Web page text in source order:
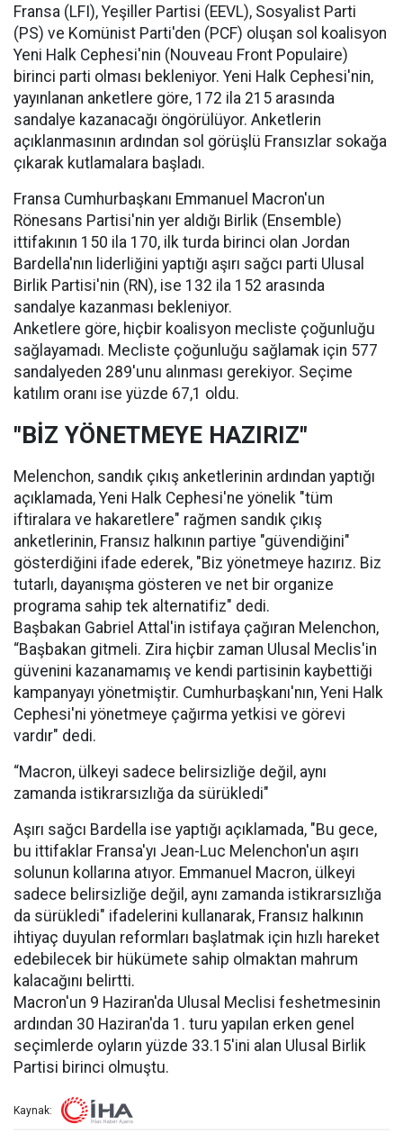
Fransa (LFI), Yeşiller Partisi (EEVL), Sosyalist Parti
(PS) ve Komünist Parti'den (PCF) oluşan sol koalisyon
Yeni Halk Cephesi'nin (Nouveau Front Populaire)
birinci parti olması bekleniyor. Yeni Halk Cephesi'nin,
yayınlanan anketlere göre, 172 ila 215 arasında
sandalye kazanacağı öngörülüyor. Anketlerin
açıklanmasının ardından sol görüşlü Fransızlar sokağa
çıkarak kutlamalara başladı.
Fransa Cumhurbaşkanı Emmanuel Macron'un
Rönesans Partisi'nin yer aldığı Birlik (Ensemble)
ittifakının 150 ila 170, ilk turda birinci olan Jordan
Bardella'nın liderliğini yaptığı aşırı sağcı parti Ulusal
Birlik Partisi'nin (RN), ise 132 ila 152 arasında
sandalye kazanması bekleniyor.
Anketlere göre, hiçbir koalisyon mecliste çoğunluğu
sağlayamadı. Mecliste çoğunluğu sağlamak için 577
sandalyeden 289'unu alınması gerekiyor. Seçime
katılım oranı ise yüzde 67,1 oldu.
"BİZ YÖNETMEYE HAZIRIZ"
Melenchon, sandık çıkış anketlerinin ardından yaptığı
açıklamada, Yeni Halk Cephesi'ne yönelik "tüm
iftiralara ve hakaretlere" rağmen sandık çıkış
anketlerinin, Fransız halkının partiye "güvendiğini"
gösterdiğini ifade ederek, "Biz yönetmeye hazırız. Biz
tutarlı, dayanışma gösteren ve net bir organize
programa sahip tek alternatifiz" dedi.
Başbakan Gabriel Attal'in istifaya çağıran Melenchon,
“Başbakan gitmeli. Zira hiçbir zaman Ulusal Meclis'in
güvenini kazanamamış ve kendi partisinin kaybettiği
kampanyayı yönetmiştir. Cumhurbaşkanı'nın, Yeni Halk
Cephesi'ni yönetmeye çağırma yetkisi ve görevi
vardır" dedi.
“Macron, ülkeyi sadece belirsizliğe değil, aynı
zamanda istikrarsızlığa da sürükledi"
Aşırı sağcı Bardella ise yaptığı açıklamada, "Bu gece,
bu ittifaklar Fransa'yı Jean-Luc Melenchon'un aşırı
solunun kollarına atıyor. Emmanuel Macron, ülkeyi
sadece belirsizliğe değil, aynı zamanda istikrarsızlığa
da sürükledi" ifadelerini kullanarak, Fransız halkının
ihtiyaç duyulan reformları başlatmak için hızlı hareket
edebilecek bir hükümete sahip olmaktan mahrum
kalacağını belirtti.
Macron'un 9 Haziran'da Ulusal Meclisi feshetmesinin
ardından 30 Haziran'da 1. turu yapılan erken genel
seçimlerde oyların yüzde 33.15'ini alan Ulusal Birlik
Partisi birinci olmuştu.
Kaynak: